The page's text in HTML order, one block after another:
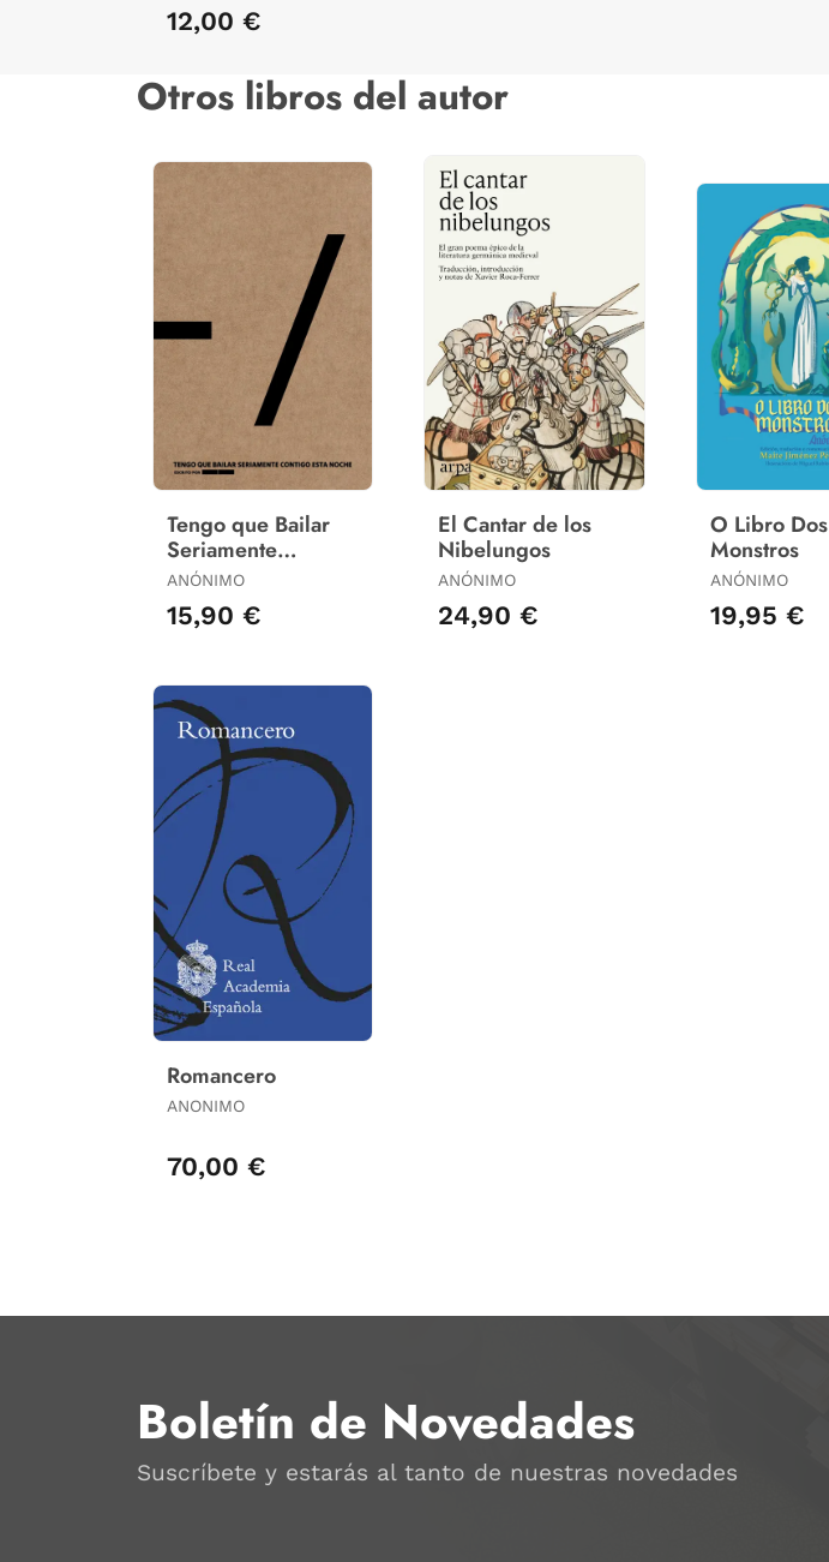
12,00 €
Otros libros del autor
Tengo que Bailar
Seriamente
Contigo esta Noche
ANÓNIMO
15,90 €
El Cantar de los
Nibelungos
ANÓNIMO
24,90 €
O Libro Dos
Monstros
ANÓNIMO
19,95 €
Romancero
ANONIMO
70,00 €
Boletín de Novedades
Suscríbete y estarás al tanto de nuestras novedades